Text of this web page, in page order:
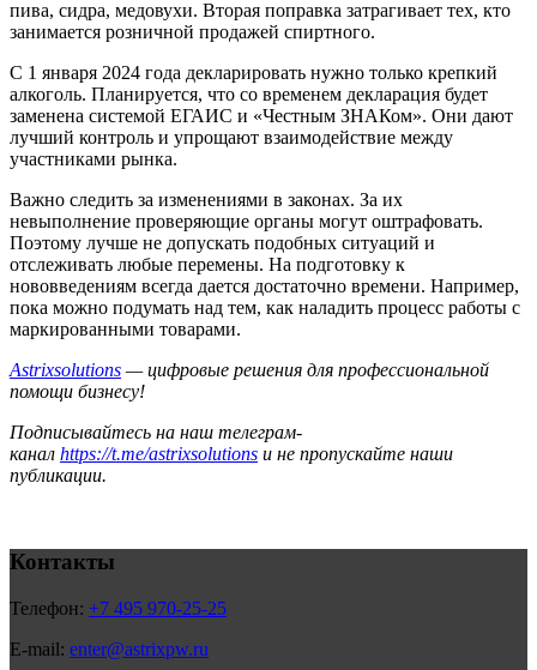
пива, сидра, медовухи. Вторая поправка затрагивает тех, кто
занимается розничной продажей спиртного.
С 1 января 2024 года декларировать нужно только крепкий
алкоголь. Планируется, что со временем декларация будет
заменена системой ЕГАИС и «Честным ЗНАКом». Они дают
лучший контроль и упрощают взаимодействие между
участниками рынка.
Важно следить за изменениями в законах. За их
невыполнение проверяющие органы могут оштрафовать.
Поэтому лучше не допускать подобных ситуаций и
отслеживать любые перемены. На подготовку к
нововведениям всегда дается достаточно времени. Например,
пока можно подумать над тем, как наладить процесс работы с
маркированными товарами.
Astrixsolutions — цифровые решения для профессиональной
помощи бизнесу!
Подписывайтесь на наш телеграм-
канал https://t.me/astrixsolutions и не пропускайте наши
публикации.
Контакты
Телефон: +7 495 970-25-25
E-mail: enter@astrixpw.ru